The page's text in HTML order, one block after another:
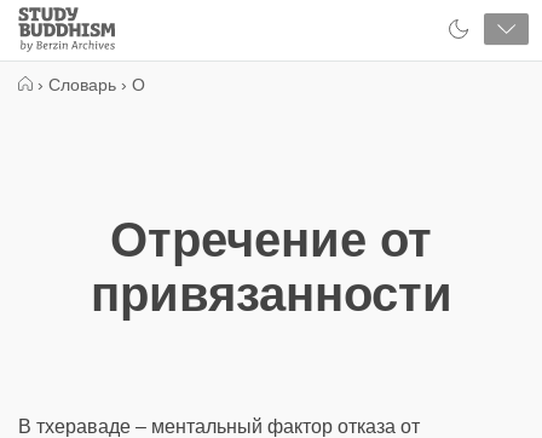
Close
Study
Buddhism
› Словарь › О
Отречение от
привязанности
В тхераваде – ментальный фактор отказа от